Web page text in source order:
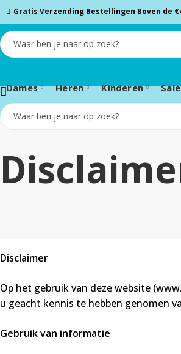
Gratis Verzending Bestellingen Boven de
Dames Heren Kinderen Sale
Disclaimer
Op het gebruik van deze website
u geacht kennis te hebben genomen
Gebruik van informatie